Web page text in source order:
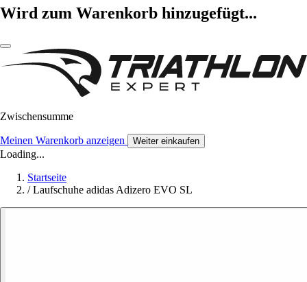
Wird zum Warenkorb hinzugefügt...
Zwischensumme
Meinen Warenkorb anzeigen Weiter einkaufen
Loading...
Startseite
/ Laufschuhe adidas Adizero EVO SL